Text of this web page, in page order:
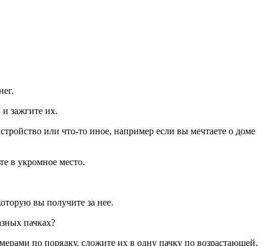
зажгите их.
или что-то иное, например если вы мечтаете о доме
в укромное место.
вы получите за нее.
пачках?
по порядку, сложите их в одну пачку по возрастающей,